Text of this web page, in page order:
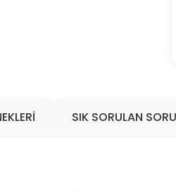
SIK SORULAN